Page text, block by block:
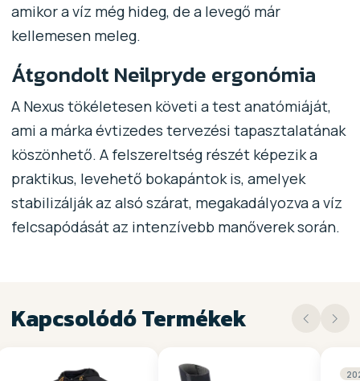
amikor a víz még hideg, de a levegő már
kellemesen meleg.
Átgondolt Neilpryde ergonómia
A Nexus tökéletesen követi a test anatómiáját,
ami a márka évtizedes tervezési tapasztalatának
köszönhető. A felszereltség részét képezik a
praktikus, levehető bokapántok is, amelyek
stabilizálják az alsó szárat, megakadályozva a víz
felcsapódását az intenzívebb manőverek során.
Kapcsolódó Termékek